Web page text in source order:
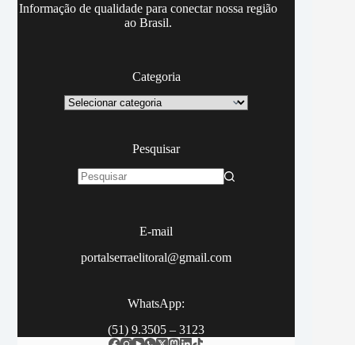
Informação de qualidade para conectar nossa região
ao Brasil.
Categoria
Categoria
Pesquisar
E-mail
portalserraelitoral@gmail.com
WhatsApp:
(51) 9.3505 – 3123